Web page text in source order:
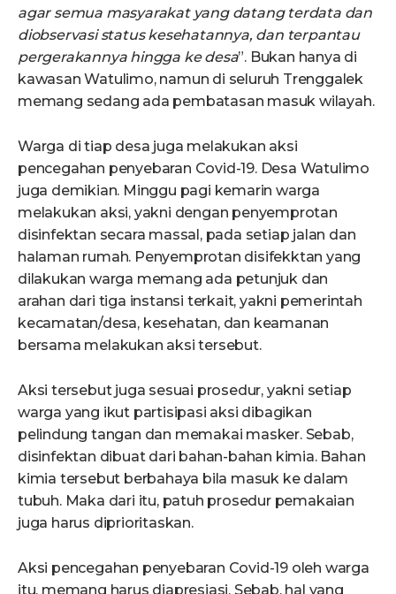
agar semua masyarakat yang datang terdata dan
diobservasi status kesehatannya, dan terpantau
pergerakannya hingga ke desa”. Bukan hanya di
kawasan Watulimo, namun di seluruh Trenggalek
memang sedang ada pembatasan masuk wilayah.
Warga di tiap desa juga melakukan aksi
pencegahan penyebaran Covid-19. Desa Watulimo
juga demikian. Minggu pagi kemarin warga
melakukan aksi, yakni dengan penyemprotan
disinfektan secara massal, pada setiap jalan dan
halaman rumah. Penyemprotan disifekktan yang
dilakukan warga memang ada petunjuk dan
arahan dari tiga instansi terkait, yakni pemerintah
kecamatan/desa, kesehatan, dan keamanan
bersama melakukan aksi tersebut.
Aksi tersebut juga sesuai prosedur, yakni setiap
warga yang ikut partisipasi aksi dibagikan
pelindung tangan dan memakai masker. Sebab,
disinfektan dibuat dari bahan-bahan kimia. Bahan
kimia tersebut berbahaya bila masuk ke dalam
tubuh. Maka dari itu, patuh prosedur pemakaian
juga harus diprioritaskan.
Aksi pencegahan penyebaran Covid-19 oleh warga
itu, memang harus diapresiasi. Sebab, hal yang